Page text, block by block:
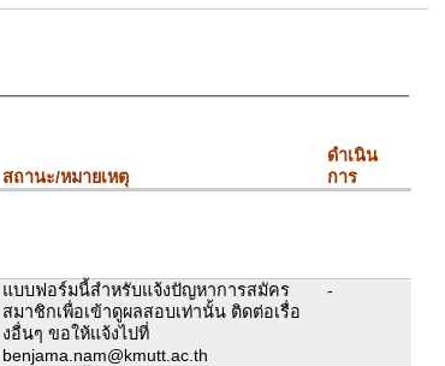
สถานะ/หมายเหตุ
ดำเนิน
การ
แบบฟอร์มนี้สำหรับแจ้งปัญหาการสมัคร
สมาชิกเพื่อเข้าดูผลสอบเท่านั้น ติดต่อเรื่อ
งอื่นๆ ขอให้แจ้งไปที่
benjama.nam@kmutt.ac.th
-